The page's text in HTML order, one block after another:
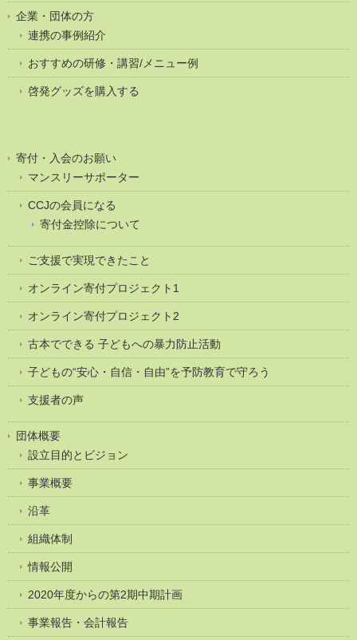
企業・団体の方
連携の事例紹介
おすすめの研修・講習/メニュー例
啓発グッズを購入する
寄付・入会のお願い
マンスリーサポーター
CCJの会員になる
寄付金控除について
ご支援で実現できたこと
オンライン寄付プロジェクト1
オンライン寄付プロジェクト2
古本でできる 子どもへの暴力防止活動
子どもの“安心・自信・自由”を予防教育で守ろう
支援者の声
団体概要
設立目的とビジョン
事業概要
沿革
組織体制
情報公開
2020年度からの第2期中期計画
事業報告・会計報告